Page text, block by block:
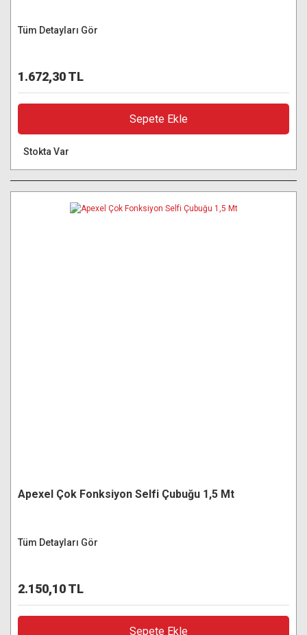
Tüm Detayları Gör
1.672,30 TL
Sepete Ekle
Stokta Var
Apexel Çok Fonksiyon Selfi Çubuğu 1,5 Mt
Tüm Detayları Gör
2.150,10 TL
Sepete Ekle